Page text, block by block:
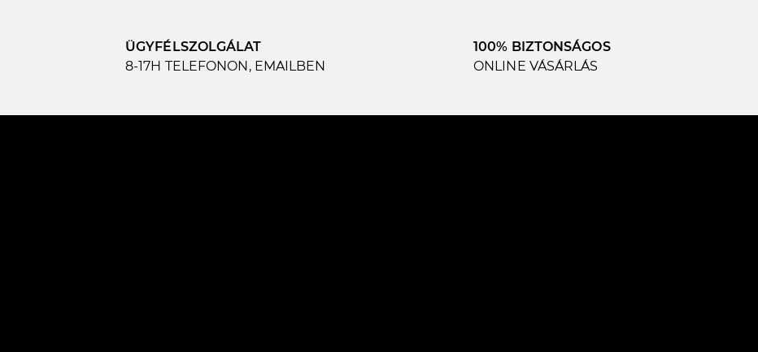
ÜGYFÉLSZOLGÁLAT
8-17H TELEFONON, EMAILBEN
100% BIZTONSÁGOS
ONLINE VÁSÁRLÁS